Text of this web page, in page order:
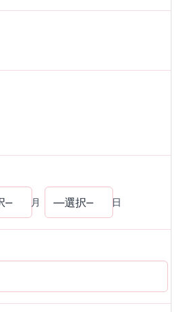
月 日